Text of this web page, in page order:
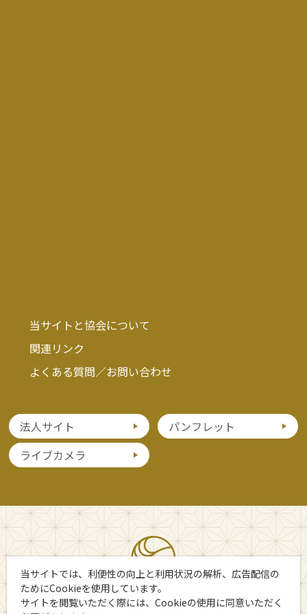
当サイトと協会について
関連リンク
よくある質問／お問い合わせ
法人サイト
パンフレット
ライブカメラ
当サイトでは、利便性の向上と利用状況の解析、広告配信の
ためにCookieを使用しています。
サイトを閲覧いただく際には、Cookieの使用に同意いただく